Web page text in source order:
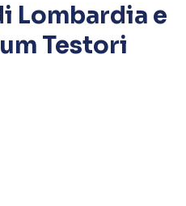
Lombardia e
Testori